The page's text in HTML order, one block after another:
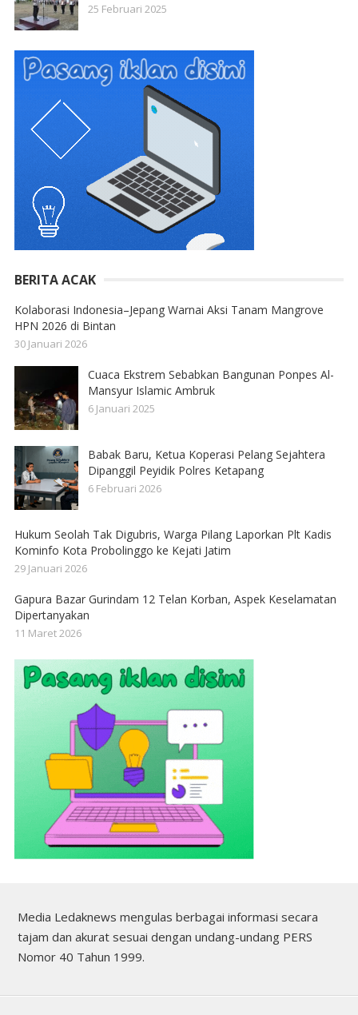
25 Februari 2025
BERITA ACAK
Kolaborasi Indonesia–Jepang Warnai Aksi Tanam Mangrove
HPN 2026 di Bintan
30 Januari 2026
Cuaca Ekstrem Sebabkan Bangunan Ponpes Al-
Mansyur Islamic Ambruk
6 Januari 2025
Babak Baru, Ketua Koperasi Pelang Sejahtera
Dipanggil Peyidik Polres Ketapang
6 Februari 2026
Hukum Seolah Tak Digubris, Warga Pilang Laporkan Plt Kadis
Kominfo Kota Probolinggo ke Kejati Jatim
29 Januari 2026
Gapura Bazar Gurindam 12 Telan Korban, Aspek Keselamatan
Dipertanyakan
11 Maret 2026
Media Ledaknews mengulas berbagai informasi secara
tajam dan akurat sesuai dengan undang-undang PERS
Nomor 40 Tahun 1999.